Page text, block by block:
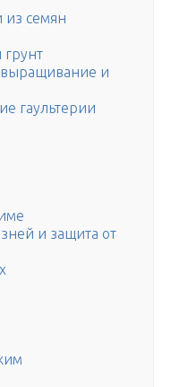
из семян
грунт
выращивание и
гаультерии
и защита от